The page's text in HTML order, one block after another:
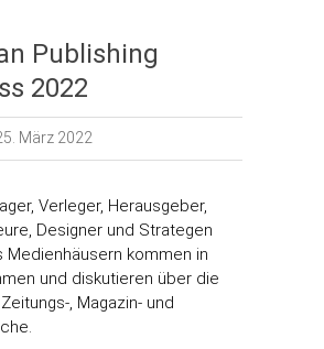
Publishing
2022
März 2022
Verleger, Herausgeber,
Designer und Strategen
Medienhäusern kommen in
und diskutieren über die
, Magazin- und